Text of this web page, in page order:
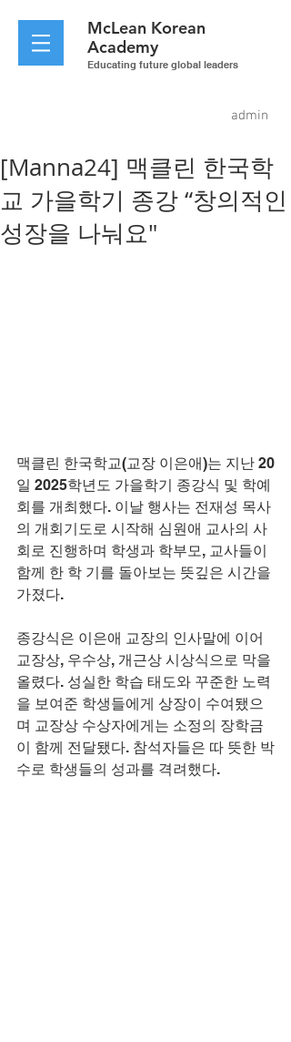
McLean Korean
Academy
Educating future global leaders
admin
[Manna24] 맥클린 한국학
교 가을학기 종강 “창의적인
성장을 나눠요"
맥클린 한국학교(교장 이은애)는 지난 20
일 2025학년도 가을학기 종강식 및 학예
회를 개최했다. 이날 행사는 전재성 목사
의 개회기도로 시작해 심원애 교사의 사
회로 진행하며 학생과 학부모, 교사들이
함께 한 학 기를 돌아보는 뜻깊은 시간을
가졌다.
종강식은 이은애 교장의 인사말에 이어
교장상, 우수상, 개근상 시상식으로 막을
올렸다. 성실한 학습 태도와 꾸준한 노력
을 보여준 학생들에게 상장이 수여됐으
며 교장상 수상자에게는 소정의 장학금
이 함께 전달됐다. 참석자들은 따 뜻한 박
수로 학생들의 성과를 격려했다.